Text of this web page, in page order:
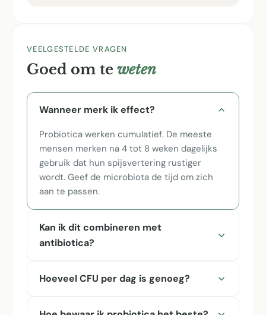
VEELGESTELDE VRAGEN
Goed om te weten
Wanneer merk ik effect?
Probiotica werken cumulatief. De meeste
mensen merken na 4 tot 8 weken dagelijks
gebruik dat hun spijsvertering rustiger
wordt. Geef de microbiota de tijd om zich
aan te passen.
Kan ik dit combineren met
antibiotica?
Hoeveel CFU per dag is genoeg?